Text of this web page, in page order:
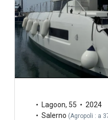
Lagoon, 55
2024
Salerno (Agropoli : a